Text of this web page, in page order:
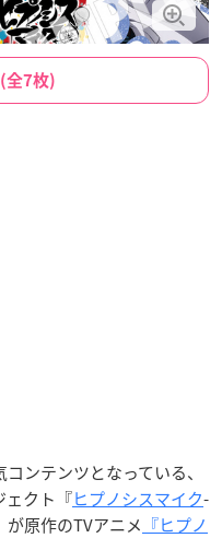
全7枚)
ンテンツとなっている、
ェクト『ヒプノシスマイク-
原作のTVアニメ 『ヒプノ